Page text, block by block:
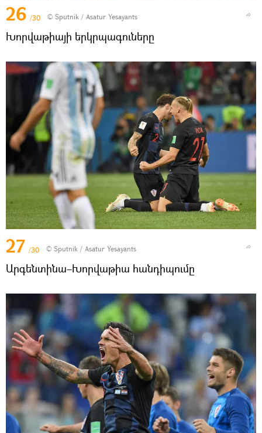
26 /30 © Sputnik / Asatur Yesayants
Խորվաթիայի երկրպագուները
27 /30 © Sputnik / Asatur Yesayants
Արգենտինա–Խորվաթիա հանդիպումը